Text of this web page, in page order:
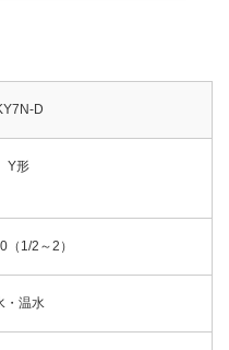
D
Y形
（1/2～2）
・温水